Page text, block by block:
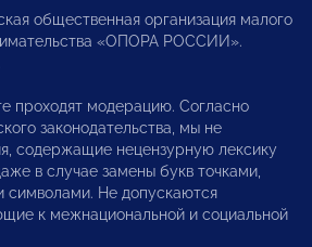
общественная организация малого
«ОПОРА РОССИИ».
проходят модерацию. Согласно
законодательства, мы не
содержащие нецензурную лексику
в случае замены букв точками,
Не допускаются
к межнациональной и социальной